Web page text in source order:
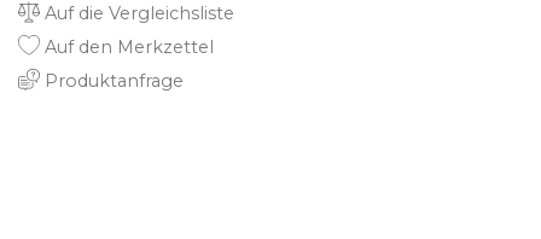
Auf die Vergleichsliste
Auf den Merkzettel
Produktanfrage